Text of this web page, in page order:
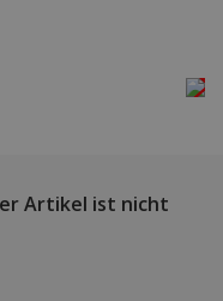
Artikel ist nicht